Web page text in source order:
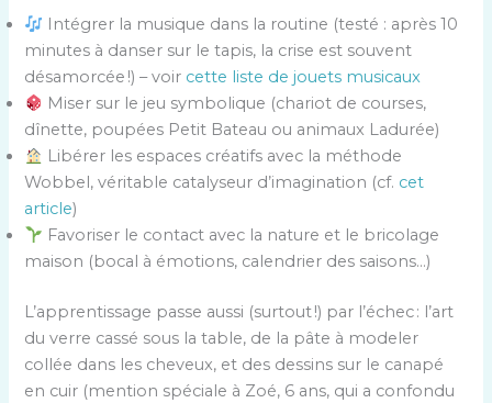
Intégrer la musique dans la routine (testé : après 10
minutes à danser sur le tapis, la crise est souvent
désamorcée !) – voir cette liste de jouets musicaux
Miser sur le jeu symbolique (chariot de courses,
dînette, poupées Petit Bateau ou animaux Ladurée)
Libérer les espaces créatifs avec la méthode
Wobbel, véritable catalyseur d’imagination (cf. cet
article)
Favoriser le contact avec la nature et le bricolage
maison (bocal à émotions, calendrier des saisons…)
L’apprentissage passe aussi (surtout !) par l’échec : l’art
du verre cassé sous la table, de la pâte à modeler
collée dans les cheveux, et des dessins sur le canapé
en cuir (mention spéciale à Zoé, 6 ans, qui a confondu